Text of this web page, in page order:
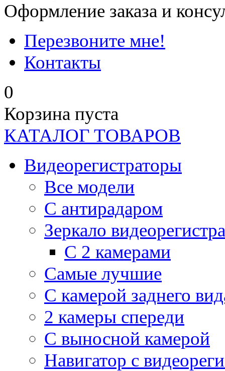
Оформление заказа и
Перезвоните мне!
Контакты
0
Корзина пуста
КАТАЛОГ ТОВАРОВ
Видеорегистраторы
Все модели
C антирадаром
Зеркало
С 2 камерами
Самые лучшие
С камерой заднего
2 камеры спереди
С выносной камерой
Навигатор с